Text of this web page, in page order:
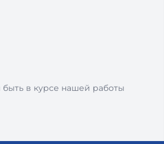
в курсе нашей работы